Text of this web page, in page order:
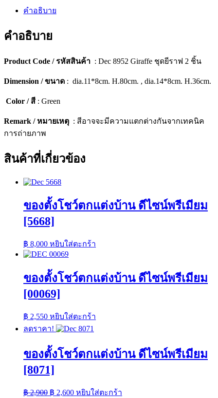
(เซ็ต
2
[8952]
คำอธิบาย
คำอธิบาย
Product Code / รหัสสินค้า : Dec 8952 Giraffe ชุดยีราฟ 2 ชิ้น
Dimension / ขนาด : dia.11*8cm. H.80cm. , dia.14*8cm. H.36cm.
Color / สี : Green
Remark / หมายเหตุ : สีอาจจะมีความแตกต่างกันจากเทคนิค
การถ่ายภาพ
สินค้าที่เกี่ยวข้อง
ของตั้งโชว์ตกแต่งบ้าน ดีไซน์พรีเมียม
[5668]
฿ 8,000 หยิบใส่ตะกร้า
ของตั้งโชว์ตกแต่งบ้าน ดีไซน์พรีเมียม
[00069]
฿ 2,550 หยิบใส่ตะกร้า
ลดราคา!
ของตั้งโชว์ตกแต่งบ้าน ดีไซน์พรีเมียม
[8071]
฿2,900 Original
฿ 2,600Current
หยิบใส่ตะกร้า